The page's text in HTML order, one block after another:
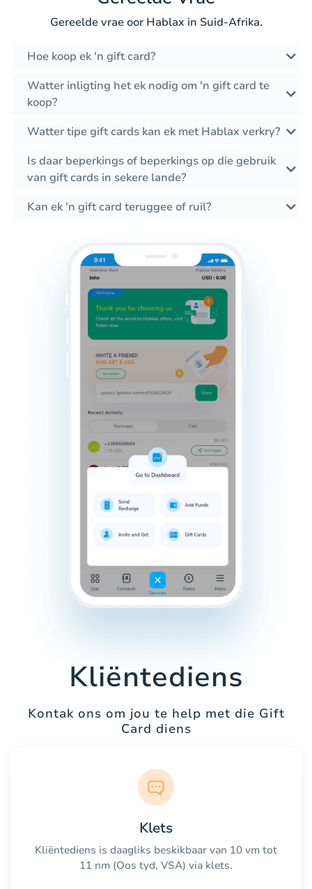
Gereelde vrae oor Hablax in Suid-Afrika.
Hoe koop ek 'n gift card?
Watter inligting het ek nodig om 'n gift card te
koop?
Watter tipe gift cards kan ek met Hablax verkry?
Is daar beperkings of beperkings op die gebruik
van gift cards in sekere lande?
Kan ek 'n gift card teruggee of ruil?
Kliëntediens
Kontak ons om jou te help met die Gift
Card diens
Klets
Kliëntediens is daagliks beskikbaar van 10 vm tot
11 nm (Oos tyd, VSA) via klets.